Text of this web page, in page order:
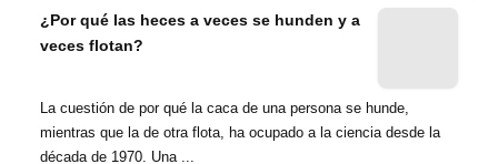
¿Por qué las heces a veces se hunden y a
veces flotan?
La cuestión de por qué la caca de una persona se hunde,
mientras que la de otra flota, ha ocupado a la ciencia desde la
década de 1970. Una ...